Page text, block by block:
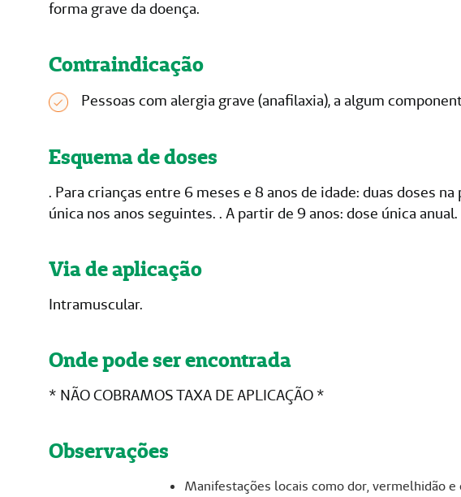
forma grave da doença.
Contraindicação
Pessoas com alergia grave (anafilaxia), a algum
Esquema de doses
. Para crianças entre 6 meses e 8 anos de idade: duas doses
única nos anos seguintes. . A partir de 9 anos: dose única anual.
Via de aplicação
Intramuscular​. ​
Onde pode ser encontrada
* NÃO COBRAMOS TAXA DE APLICAÇÃO *
Observações
Manifestações locais como dor, vermelhidão